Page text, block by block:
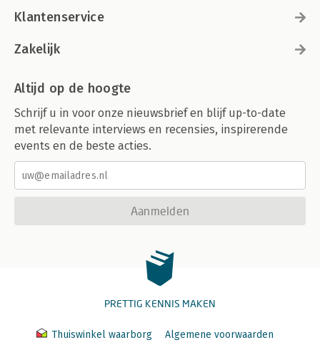
Klantenservice
Zakelijk
Altijd op de hoogte
Schrijf u in voor onze nieuwsbrief en blijf up-to-date
met relevante interviews en recensies, inspirerende
events en de beste acties.
Aanmelden
PRETTIG KENNIS MAKEN
Thuiswinkel waarborg Algemene voorwaarden